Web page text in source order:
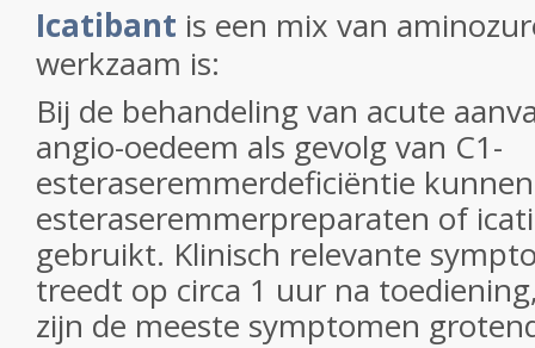
Icatibant is een mix van
werkzaam is:
Bij de behandeling van acute
angio-oedeem als gevolg van C1-
esteraseremmerdeficiëntie
esteraseremmerpreparaten of
gebruikt. Klinisch relevante
treedt op circa 1 uur na
zijn de meeste symptomen